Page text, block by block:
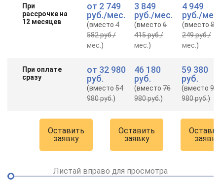
При
рассрочке на
12 месяцев
от 2 749
руб./мес.
(вместо4
582 руб./
мес.)
3 849
руб./мес.
(вместо6
415 руб./
мес.)
4 949
руб./мес.
(вместо8
249 руб./
мес.)
При оплате
сразу
от 32 980
руб.
(вместо54
980 руб.)
46 180
руб.
(вместо 76
980 руб.)
59 380
руб.
(вместо98
980 руб.)
Оставить
заявку
Оставить
заявку
заявку
Листай вправо для просмотра